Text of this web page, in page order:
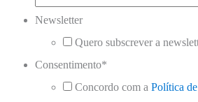
Newsletter
Quero subscrever a
Consentimento*
Concordo com a Política